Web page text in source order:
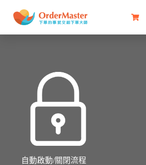
跳
至
主
購
物
自動啟動/關閉流程